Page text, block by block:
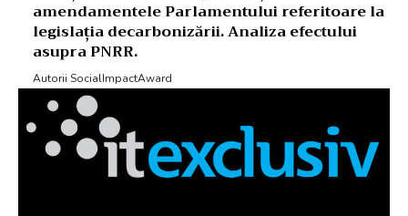
amendamentele Parlamentului referitoare la
legislația decarbonizării. Analiza efectului
asupra PNRR.
Autorii SocialImpactAward